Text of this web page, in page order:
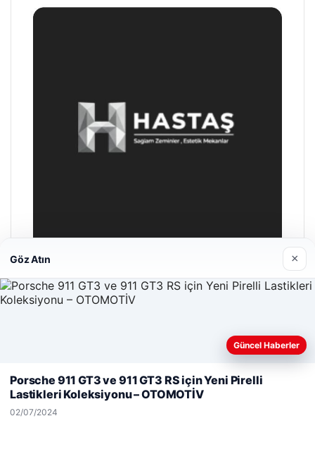
Hastaş Beton
26/05/2026
© 2026 Haber Doğru – Güncel Haberler
Web sitemizi nasıl kullandığınızı daha iyi anlayabilmek,
kullanıyoruz.Çerez Politikamız
Kabul Et
Göz Atın ×
Güncel Haberler
Porsche 911 GT3 ve 911 GT3 RS için Yeni Pirelli
Lastikleri Koleksiyonu – OTOMOTİV
02/07/2024